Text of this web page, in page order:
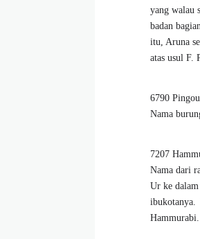
yang walau
badan
itu, Aruna
atas usul F.
6790
Nama
7207
Nama dari
Ur ke
ibukotanya.
Hammurabi.